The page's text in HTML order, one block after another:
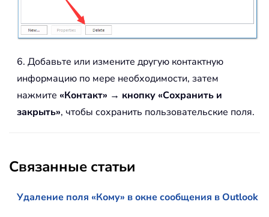
6. Добавьте или измените другую контактную
информацию по мере необходимости, затем
нажмите «Контакт» → кнопку «Сохранить и
закрыть», чтобы сохранить пользовательские поля.
Связанные статьи
Удаление поля «Кому» в окне сообщения в Outlook